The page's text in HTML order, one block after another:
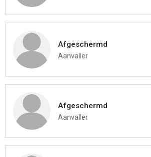
Afgeschermd
Aanvaller
Afgeschermd
Aanvaller